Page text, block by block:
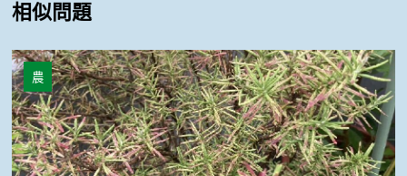
相似問題
迷迭香葉子出現粉紫色，生長狀況不佳
農